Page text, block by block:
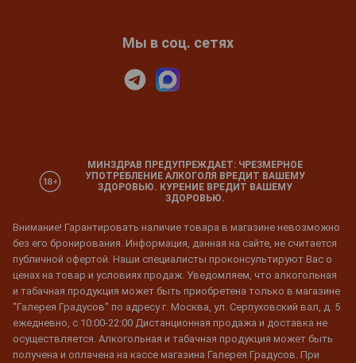
Мы в соц. сетях
МИНЗДРАВ ПРЕДУПРЕЖДАЕТ: ЧРЕЗМЕРНОЕ
УПОТРЕБЛЕНИЕ АЛКОГОЛЯ ВРЕДИТ ВАШЕМУ
ЗДОРОВЬЮ. КУРЕНИЕ ВРЕДИТ ВАШЕМУ
ЗДОРОВЬЮ.
Внимание! Гарантировать наличие товара в магазине невозможно
без его бронирования. Информация, данная на сайте, не считается
публичной офертой. Наши специалисты проконсультируют Вас о
ценах на товар и условиях продаж. Уведомляем, что алкогольная
и табачная продукция может быть приобретена только в магазине
"Галерея Градусов" по адресу г. Москва, ул. Серпуховский вал, д. 5
ежедневно, с 10:00-22:00 Дистанционная продажа и доставка не
осуществляется. Алкогольная и табачная продукция может быть
получена и оплачена на кассе магазина Галерея Градусов. При